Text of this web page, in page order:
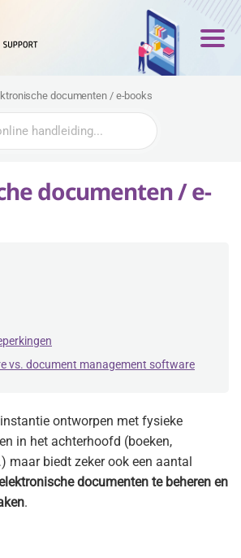
documenten / e-books
documenten / e-
vs. document management software
ontworpen met fysieke
in het achterhoofd (boeken,
maar biedt zeker ook een aantal
documenten te beheren en
.